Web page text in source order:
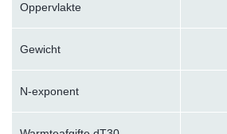
Oppervlakte
Gewicht
N-exponent